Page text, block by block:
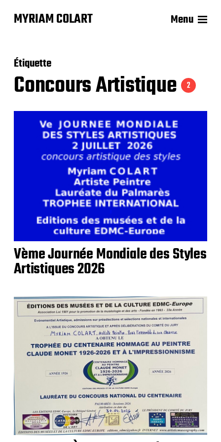
MYRIAM COLART Menu
Étiquette
Concours Artistique 2
Vème Journée Mondiale des Styles
Artistiques 2026